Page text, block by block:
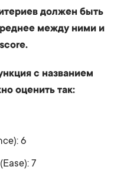
должен быть
между ними и
с названием
оценить так:
6
7